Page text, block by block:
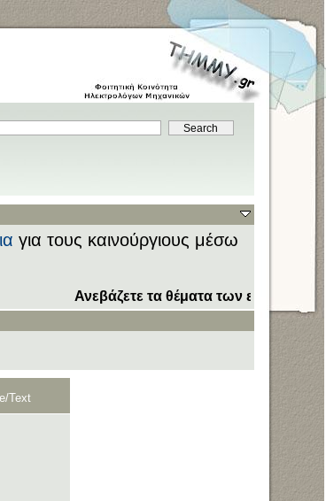
για τους καινούργιους μέσω
Ανεβάζετε τα θέματα των εξετάσεων στον
Text